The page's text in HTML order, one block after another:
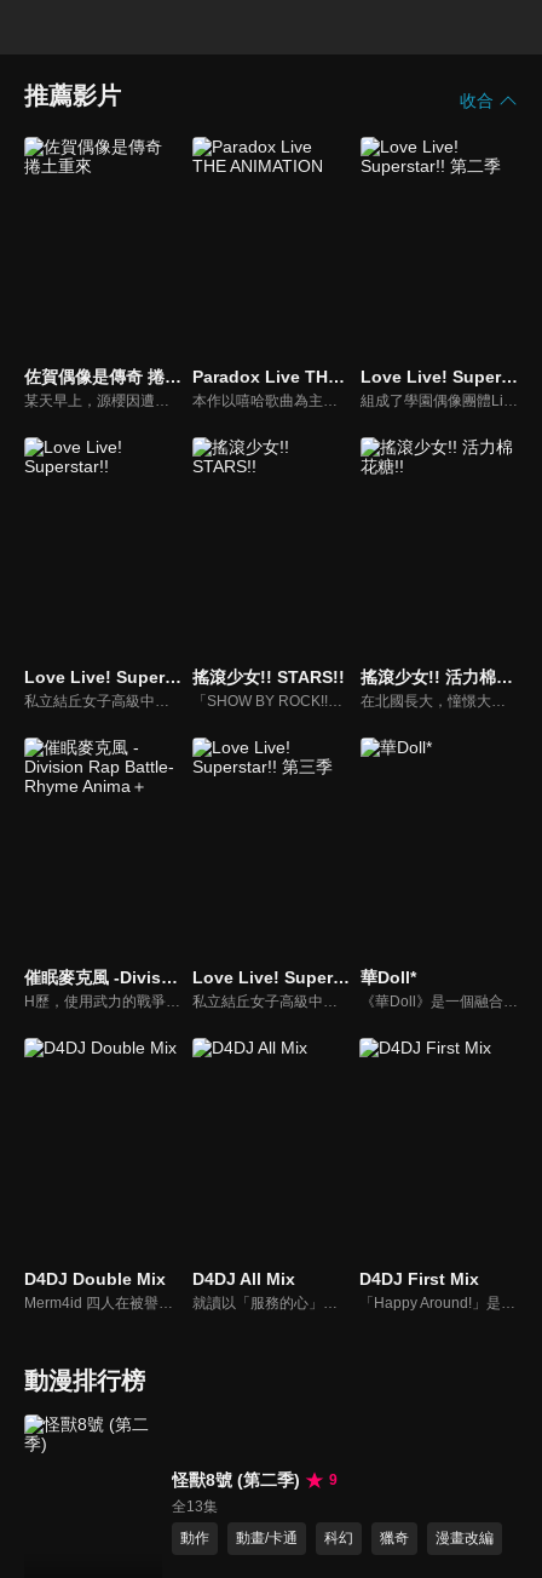
推薦影片 收合
佐賀偶像是傳奇 捲土重來
某天早上，源櫻因遭遇意外而斷送了生命。10年後─櫻在某棟洋房醒來，眼前的神祕偶像製作人・巽幸太郎向她表示「妳要和傳說中的少女們一起成為偶像拯救佐賀！」於是，由7名少女組成的偶像團體「法蘭秀秀」為了拯救已如風中殘燭的佐賀縣而展開活動。她們一路克服各種問題，並以喪屍的不死之軀不斷顛覆偶像的常識。然後，在平成最後的冬天，成功的舉行了第一次的獨立演唱，朝向傳說跨出了新的一步。
Paradox Live THE ANIMATION
本作以嘻哈歌曲為主題，饒舌歌手們將各自憑藉獨有的音樂曲風，爭奪音樂界第一的名號。
Love Live! Superstar!! 第二季
組成了學園偶像團體Liella!的澀谷香音等人迎接新生，又有4名少女將在"學園偶像"的道路上邁出步伐！！ 我想要與新生們一起努力——。 加入了新成員，與香音等人一起朝著最亮的一顆星前進的「大家一起實現的故事 」(學園偶像計畫)。 展翅翱翔吧！我們的Love Live！
Love Live! Superstar!!
私立結丘女子高級中學，沒有歷史，沒有舊生，甚至校名也毫無知名度，在這間什麼都沒有的新學校裡，以澀谷香音為中心的五名少女邂逅了「學園偶像」。我想用歌聲……實現心願！仍然渺小的幾顆星星，她們遠大的想法此時開始交錯——。這就是從零開始，屬於擁有無限可能的她們「一起實現的故事 」(學園偶像計畫)。
搖滾少女!! STARS!!
「SHOW BY ROCK!!」過去曾推出過手機遊戲及多部動畫，是一個以樂團為中心的音樂主題作品。本次動畫新作《SHOW BY ROCK!! STARS!!》，將會登場 Mashumairesh!!、プラズマジカ、DOKONJOFINGER、シンガンクリムゾンズ、REIJINGSIGNAL、トライクロニカ、徒然なる操り霧幻庵、クリティクリスタ、BUDVIRGINLOGIC、ARCAREAFACT、Yokazenohorizon 等共計 11 組樂團。
搖滾少女!! 活力棉花糖!!
在北國長大，憧憬大都會的白狐女子「狐丸」，以一張甄選會的通知為契機，離開了故鄉，前往獨立樂隊聚集的聖地，下北澤。通過音樂交流，和夥伴們相遇，了解了夢境和現實、希望與絕望。狐丸能否遇見奇蹟？
催眠麥克風 -Division Rap Battle- Rhyme Anima＋
H歷，使用武力的戰爭已經根絕，鬥爭不靠武力，而是以能夠干擾人類精神的特殊麥克風取代，其名就稱為「催眠麥克風」，藉由這個麥克風唱出的歌詞可以影響人類的交感神經和副交感神經，使人類變成各種狀態。H歷3年，人們用RAP來決勝負，男性生活在中王區以外的池袋、橫濱、澀谷和新宿等DIVISION。男人們賭上威信展開領土的戰爭。
Love Live! Superstar!! 第三季
私立結丘女子高級中學，沒有歷史，沒有舊生，甚至校名也毫無知名度，在這間什麼都沒有的新學校裡，以澀谷香音為中心的五名少女邂逅了「學園偶像」。我想用歌聲……實現心願！仍然渺小的幾顆星星，她們遠大的想法此時開始交錯──這就是從零開始，屬於擁有無限可能的她們「一起實現的故事 」。
華Doll*
《華Doll》是一個融合“藝術”與“醫療”的偶像製造計畫。通過植入特殊花種膠囊，與人類自身的成長產生共鳴從而最大限開發人體潛能，創造出接近“完美”的偶像。在偶像行業飽和的背景下，無數懷揣夢想的年輕人爭相參與這一計畫，經過嚴苛選拔和訓練，最終六名少年脫穎而出。他們各自懷抱不同的執念，為追逐夢想踏入這一光鮮卻殘酷的世界。然而，以生命為代價換取“華麗”，他們卻必須面對一個接連不斷的選擇：究竟是保持“人性”，還是成為“人偶”？在這個不存在完美的世界中，這群少年將如何抉擇，又將走向何方？
D4DJ Double Mix D4DJ All Mix D4DJ First Mix
動漫排行榜
怪獸8號 (第二季)
9
全13集
動作
動畫/卡通 科幻 獵奇 漫畫改編